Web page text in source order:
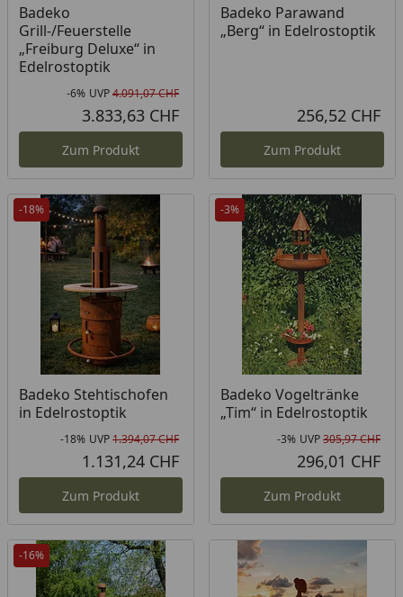
Badeko
Grill-/Feuerstelle
„Freiburg Deluxe“ in
Edelrostoptik
Rabatt in Prozent
-6%
Ursprünglicher Preis
UVP4.091,07 CHF
3.833,63 CHF
Zum Produkt
Badeko Parawand
„Berg“ in Edelrostoptik
256,52 CHF
Zum Produkt
-18%
Badeko Stehtischofen
in Edelrostoptik
Rabatt in Prozent
-18%
Ursprünglicher Preis
UVP1.394,07 CHF
1.131,24 CHF
Zum Produkt
-3%
Badeko Vogeltränke
„Tim“ in Edelrostoptik
-3% UVP305,97 CHF
296,01 CHF
Zum Produkt
-16%